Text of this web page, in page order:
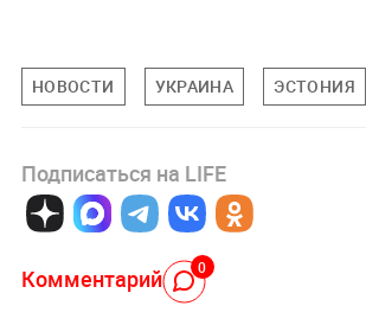
НОВОСТИ УКРАИНА ЭСТОНИЯ
Подписаться на LIFE
Комментарий 0